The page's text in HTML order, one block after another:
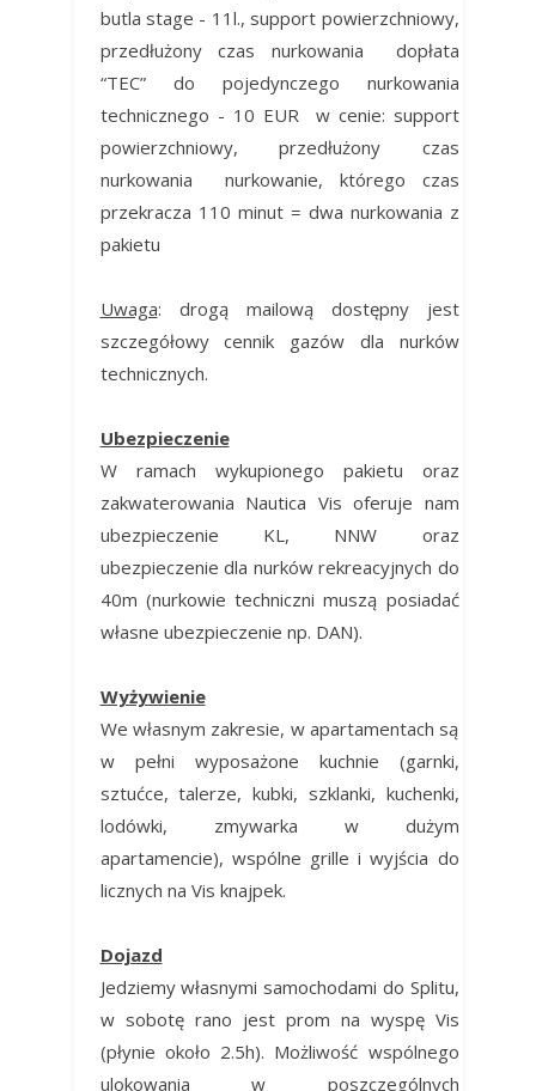
butla stage - 11l., support powierzchniowy,
przedłużony czas nurkowania dopłata
“TEC” do pojedynczego nurkowania
technicznego - 10 EUR w cenie: support
powierzchniowy, przedłużony czas
nurkowania nurkowanie, którego czas
przekracza 110 minut = dwa nurkowania z
pakietu
Uwaga: drogą mailową dostępny jest
szczegółowy cennik gazów dla nurków
technicznych.
Ubezpieczenie
W ramach wykupionego pakietu oraz
zakwaterowania Nautica Vis oferuje nam
ubezpieczenie KL, NNW oraz
ubezpieczenie dla nurków rekreacyjnych do
40m (nurkowie techniczni muszą posiadać
własne ubezpieczenie np. DAN).
Wyżywienie
We własnym zakresie, w apartamentach są
w pełni wyposażone kuchnie (garnki,
sztućce, talerze, kubki, szklanki, kuchenki,
lodówki, zmywarka w dużym
apartamencie), wspólne grille i wyjścia do
licznych na Vis knajpek.
Dojazd
Jedziemy własnymi samochodami do Splitu,
w sobotę rano jest prom na wyspę Vis
(płynie około 2.5h). Możliwość wspólnego
ulokowania w poszczególnych